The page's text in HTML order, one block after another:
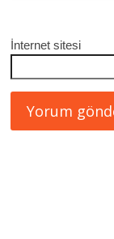
İnternet sitesi